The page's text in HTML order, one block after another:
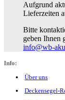
Aufgrund
Lieferzeiten
Bitte
geben Ihnen
info@wb-
Info:
Über uns
Deckensegel-